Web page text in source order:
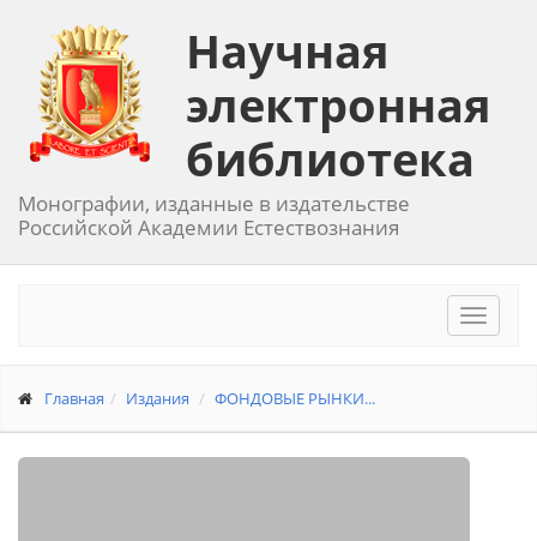
Научная
электронная
библиотека
Монографии, изданные в издательстве
Российской Академии Естествознания
Toggle
Главная Издания ФОНДОВЫЕ РЫНКИ...